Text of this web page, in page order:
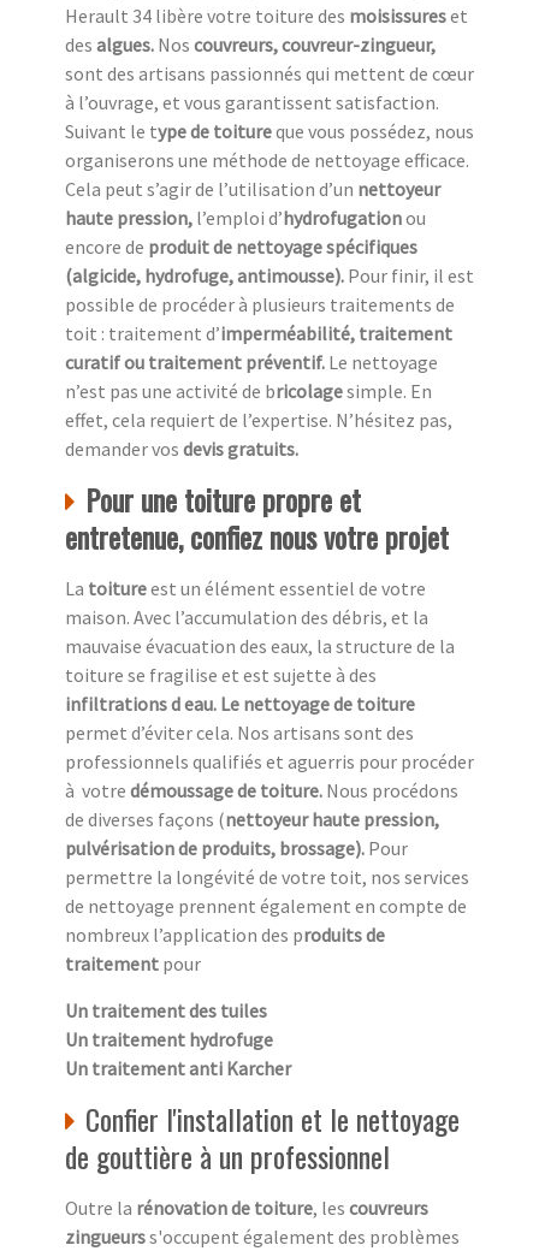
Herault 34 libère votre toiture des moisissureset
des algues. Nos couvreurs, couvreur-zingueur,
sont des artisans passionnés qui mettent de cœur
à l’ouvrage, et vous garantissent satisfaction.
Suivant le type de toitureque vous possédez, nous
organiserons une méthode de nettoyage efficace.
Cela peut s’agir de l’utilisation d’un nettoyeur
haute pression, l’emploi d’hydrofugationou
encore de produit de nettoyage spécifiques
(algicide, hydrofuge, antimousse). Pour finir, il est
possible de procéder à plusieurs traitements de
toit : traitement d’imperméabilité, traitement
curatif ou traitement préventif. Le nettoyage
n’est pas une activité de bricolagesimple. En
effet, cela requiert de l’expertise. N’hésitez pas,
demander vos devis gratuits.
Pour une toiture propre et
entretenue, confiez nous votre projet
La toitureest un élément essentiel de votre
maison. Avec l’accumulation des débris, et la
mauvaise évacuation des eaux, la structure de la
toiture se fragilise et est sujette à des
infiltrations d eau. Le nettoyage de toiture
permet d’éviter cela. Nos artisans sont des
professionnels qualifiés et aguerris pour procéder
à votre démoussage de toiture. Nous procédons
de diverses façons (nettoyeur haute pression,
pulvérisation de produits, brossage). Pour
permettre la longévité de votre toit, nos services
de nettoyage prennent également en compte de
nombreux l’application des produits de
traitement pour
Un traitement des tuiles
Un traitement hydrofuge
Un traitement anti Karcher
Confier l'installation et le nettoyage
de gouttière à un professionnel
Outre la rénovation de toiture, les couvreurs
zingueurss'occupent également des problèmes